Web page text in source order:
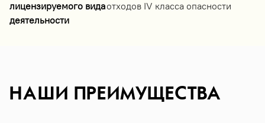
лицензируемого вида
деятельности
отходов IV класса опасности
НАШИ ПРЕИМУЩЕСТВА